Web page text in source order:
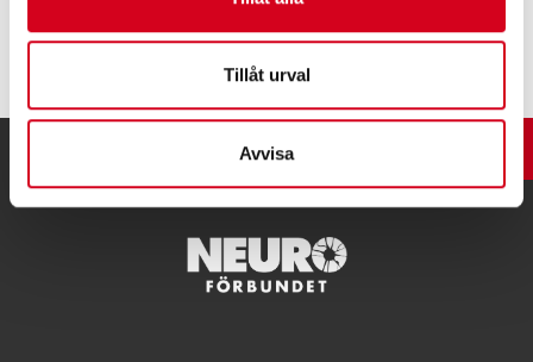
Tillåt urval
Avvisa
Tipsa